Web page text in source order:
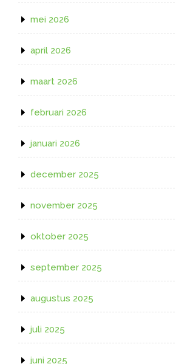
mei 2026
april 2026
maart 2026
februari 2026
januari 2026
december 2025
november 2025
oktober 2025
september 2025
augustus 2025
juli 2025
juni 2025